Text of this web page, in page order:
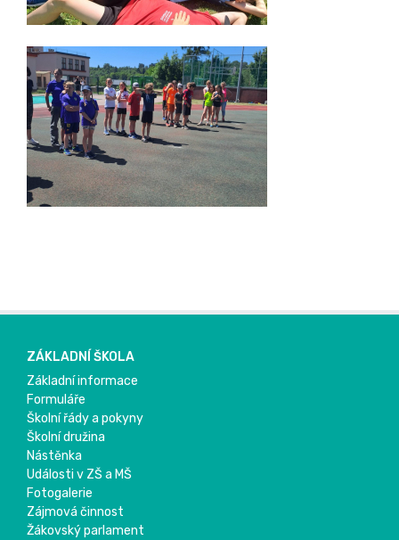
ZÁKLADNÍ ŠKOLA
Základní informace
Formuláře
Školní řády a pokyny
Školní družina
Nástěnka
Události v ZŠ a MŠ
Fotogalerie
Zájmová činnost
Žákovský parlament